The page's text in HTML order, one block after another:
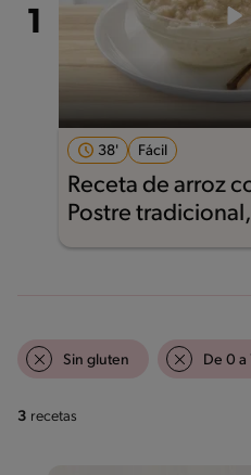
38' Fácil
Receta de arroz
Postre
delicioso
Sin gluten De 0 a
3 recetas